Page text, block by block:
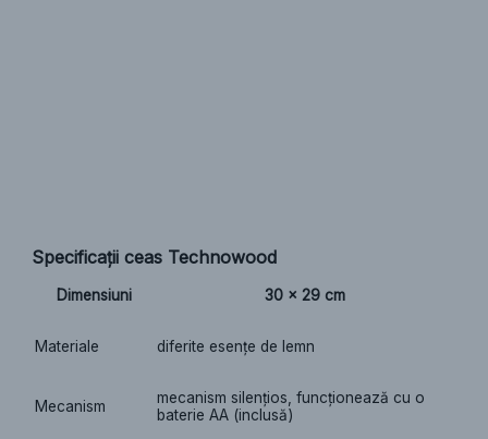
Specificații ceas Technowood
Dimensiuni 30 x 29 cm
Materiale diferite esențe de lemn
Mecanism
mecanism silențios, funcționează cu o
baterie AA (inclusă)